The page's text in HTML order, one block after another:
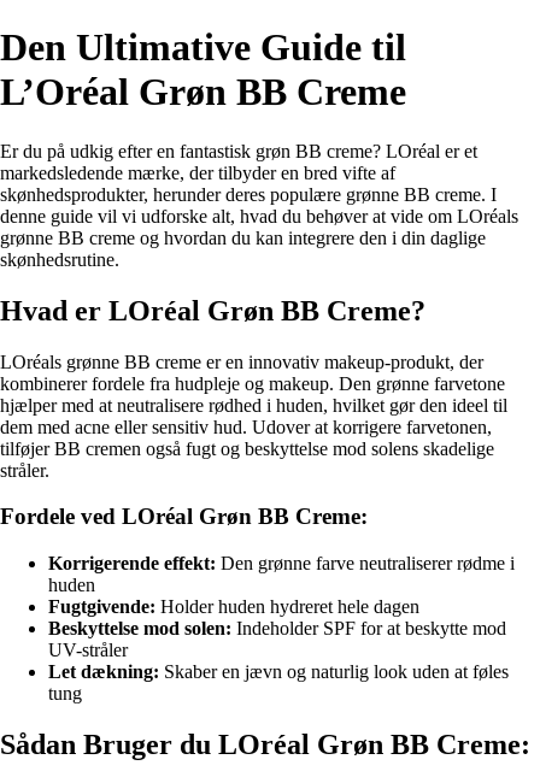
Den Ultimative Guide til
L’Oréal Grøn BB Creme
Er du på udkig efter en fantastisk grøn BB creme? LOréal er et
markedsledende mærke, der tilbyder en bred vifte af
skønhedsprodukter, herunder deres populære grønne BB creme. I
denne guide vil vi udforske alt, hvad du behøver at vide om LOréals
grønne BB creme og hvordan du kan integrere den i din daglige
skønhedsrutine.
Hvad er LOréal Grøn BB Creme?
LOréals grønne BB creme er en innovativ makeup-produkt, der
kombinerer fordele fra hudpleje og makeup. Den grønne farvetone
hjælper med at neutralisere rødhed i huden, hvilket gør den ideel til
dem med acne eller sensitiv hud. Udover at korrigere farvetonen,
tilføjer BB cremen også fugt og beskyttelse mod solens skadelige
stråler.
Fordele ved LOréal Grøn BB Creme:
Korrigerende effekt: Den grønne farve neutraliserer rødme i
huden
Fugtgivende: Holder huden hydreret hele dagen
Beskyttelse mod solen: Indeholder SPF for at beskytte mod
UV-stråler
Let dækning: Skaber en jævn og naturlig look uden at føles
tung
Sådan Bruger du LOréal Grøn BB Creme: